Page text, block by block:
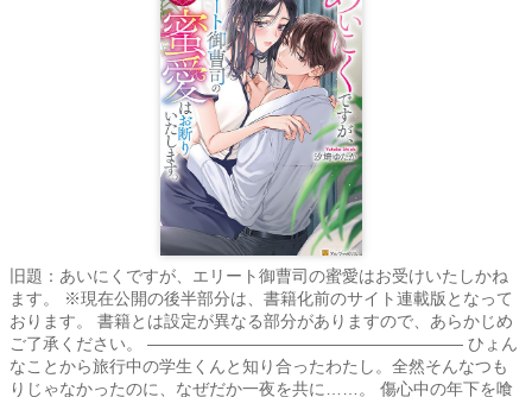
旧題：あいにくですが、エリート御曹司の蜜愛はお受けいたしかね
ます。 ※現在公開の後半部分は、書籍化前のサイト連載版となって
おります。 書籍とは設定が異なる部分がありますので、あらかじめ
ご了承ください。 ――――――――――――――――――― ひょん
なことから旅行中の学生くんと知り合ったわたし。全然そんなつも
りじゃなかったのに、なぜだか一夜を共に……。 傷心中の年下を喰